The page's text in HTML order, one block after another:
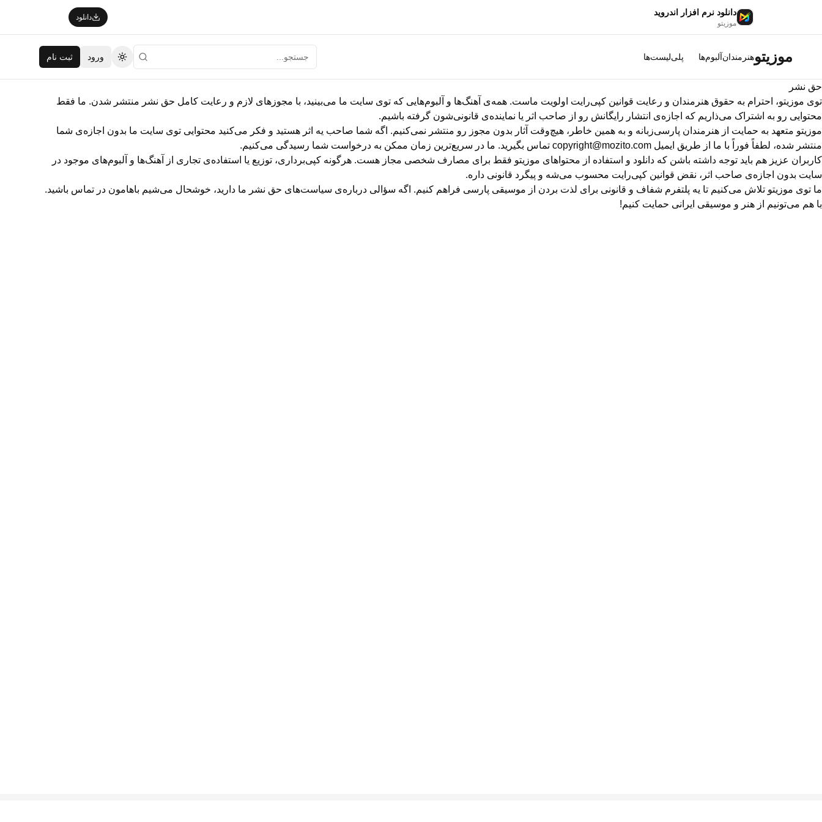
دانلود نرم افزار اندروید
موزیتو
دانلود
موزیتوهنرمندانآلبوم‌ها پلی‌لیست‌ها
تغییر تم
ورود ثبت نام
حق نشر
توی موزیتو، احترام به حقوق هنرمندان و رعایت قوانین کپی‌رایت اولویت ماست. همه‌ی آهنگ‌ها و آلبوم‌هایی که توی سایت ما می‌بینید، با مجوزهای لازم و رعایت کامل حق نشر منتشر شدن. ما فقط
محتوایی رو به اشتراک می‌ذاریم که اجازه‌ی انتشار رایگانش رو از صاحب اثر یا نماینده‌ی قانونی‌شون گرفته باشیم.
موزیتو متعهد به حمایت از هنرمندان پارسی‌زبانه و به همین خاطر، هیچ‌وقت آثار بدون مجوز رو منتشر نمی‌کنیم. اگه شما صاحب یه اثر هستید و فکر می‌کنید محتوایی توی سایت ما بدون اجازه‌ی شما
منتشر شده، لطفاً فوراً با ما از طریق ایمیل copyright@mozito.com تماس بگیرید. ما در سریع‌ترین زمان ممکن به درخواست شما رسیدگی می‌کنیم.
کاربران عزیز هم باید توجه داشته باشن که دانلود و استفاده از محتواهای موزیتو فقط برای مصارف شخصی مجاز هست. هرگونه کپی‌برداری، توزیع یا استفاده‌ی تجاری از آهنگ‌ها و آلبوم‌های موجود در
سایت بدون اجازه‌ی صاحب اثر، نقض قوانین کپی‌رایت محسوب می‌شه و پیگرد قانونی داره.
ما توی موزیتو تلاش می‌کنیم تا یه پلتفرم شفاف و قانونی برای لذت بردن از موسیقی پارسی فراهم کنیم. اگه سؤالی درباره‌ی سیاست‌های حق نشر ما دارید، خوشحال می‌شیم باهامون در تماس باشید.
با هم می‌تونیم از هنر و موسیقی ایرانی حمایت کنیم!